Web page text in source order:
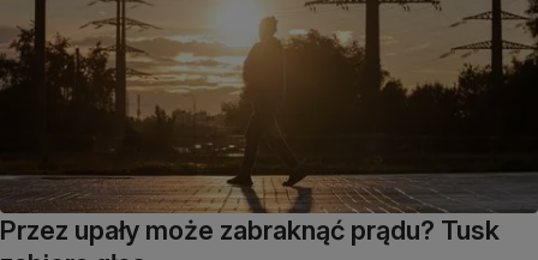
Przez upały może zabraknąć prądu? Tusk